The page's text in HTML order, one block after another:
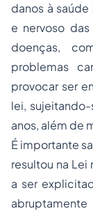
danos à
e nervoso
doenças,
problemas
provocar ser
lei, sujeitando-
anos, além de
É importante
resultou na
a ser